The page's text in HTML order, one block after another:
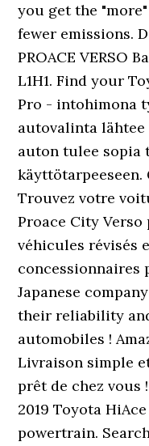
you get the
fewer emissions.
PROACE VERSO
L1H1. Find your
Pro - intohimona
autovalinta
auton tulee sopia
käyttötarpeeseen.
Trouvez votre
Proace City
véhicules révisés
concessionnaires
Japanese
their reliability
automobiles !
Livraison simple
prêt de chez vous
2019 Toyota
powertrain.